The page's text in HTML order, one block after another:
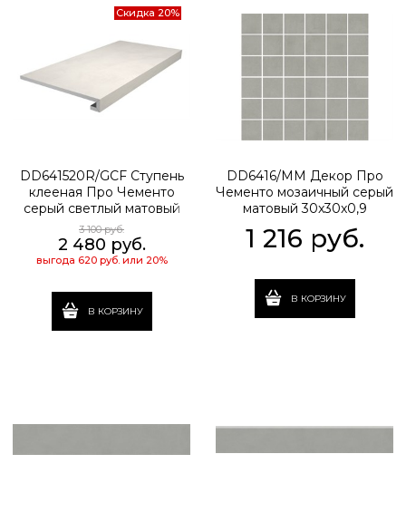
Скидка 20%
DD641520R/GCF Ступень
клееная Про Чементо
серый светлый матовый
33x60x0,9
3 100 руб.
2 480 руб.
выгода 620 руб.или 20%
В КОРЗИНУ
DD6416/MM Декор Про
Чементо мозаичный серый
матовый 30x30x0,9
1 216 руб.
В КОРЗИНУ